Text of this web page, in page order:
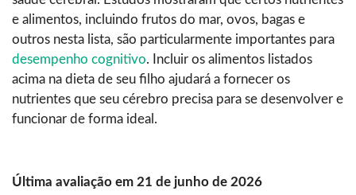
e alimentos, incluindo frutos do mar, ovos, bagas e
outros nesta lista, são particularmente importantes para
desempenho cognitivo. Incluir os alimentos listados
acima na dieta de seu filho ajudará a fornecer os
nutrientes que seu cérebro precisa para se desenvolver e
funcionar de forma ideal.
Última avaliação em 21 de junho de 2026